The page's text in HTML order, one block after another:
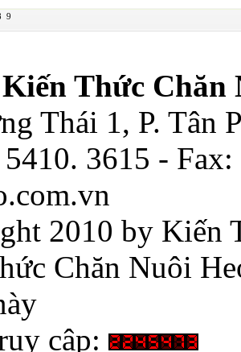
9
Thức Chăn
Thái 1, P. Tân
3615 -
2010 by Kiến
Chăn Nuôi
cập: